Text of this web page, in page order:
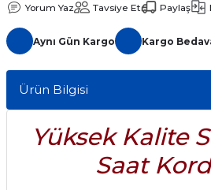
Yorum Yaz Tavsiye Et Paylaş
Aynı Gün Kargo Kargo
Ürün Bilgisi
Yüksek Kalite
Saat